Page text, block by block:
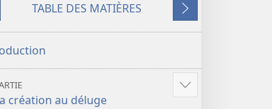
publications
enregistrements
TABLE DES MATIÈRES
Suivant
création au déluge
Voir